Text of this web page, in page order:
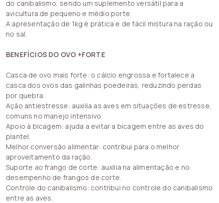
do canibalismo, sendo um suplemento versátil para a
avicultura de pequeno e médio porte.
A apresentação de 1kg é prática e de fácil mistura na ração ou
no sal.
BENEFÍCIOS DO OVO +FORTE
Casca de ovo mais forte: o cálcio engrossa e fortalece a
casca dos ovos das galinhas poedeiras, reduzindo perdas
por quebra.
Ação antiestresse: auxilia as aves em situações de estresse,
comuns no manejo intensivo.
Apoio à bicagem: ajuda a evitar a bicagem entre as aves do
plantel.
Melhor conversão alimentar: contribui para o melhor
aproveitamento da ração.
Suporte ao frango de corte: auxilia na alimentação e no
desempenho de frangos de corte.
Controle do canibalismo: contribui no controle do canibalismo
entre as aves.